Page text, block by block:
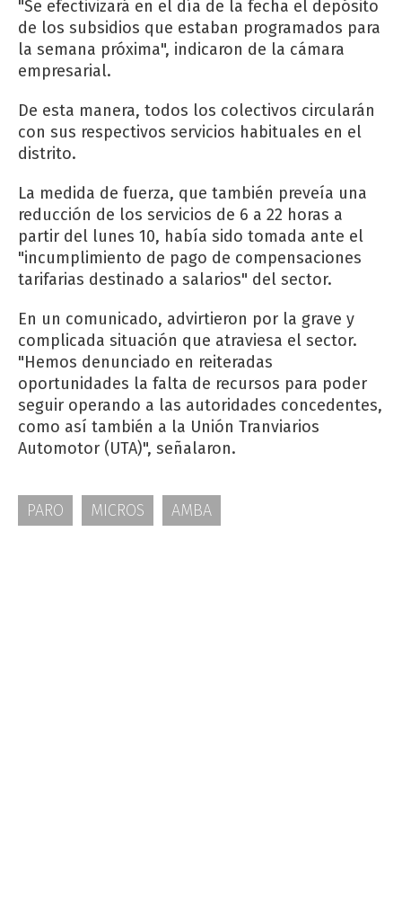
"Se efectivizará en el día de la fecha el depósito
de los subsidios que estaban programados para
la semana próxima", indicaron de la cámara
empresarial.
De esta manera, todos los colectivos circularán
con sus respectivos servicios habituales en el
distrito.
La medida de fuerza, que también preveía una
reducción de los servicios de 6 a 22 horas a
partir del lunes 10, había sido tomada ante el
"incumplimiento de pago de compensaciones
tarifarias destinado a salarios" del sector.
En un comunicado, advirtieron por la grave y
complicada situación que atraviesa el sector.
"Hemos denunciado en reiteradas
oportunidades la falta de recursos para poder
seguir operando a las autoridades concedentes,
como así también a la Unión Tranviarios
Automotor (UTA)", señalaron.
PARO MICROS AMBA